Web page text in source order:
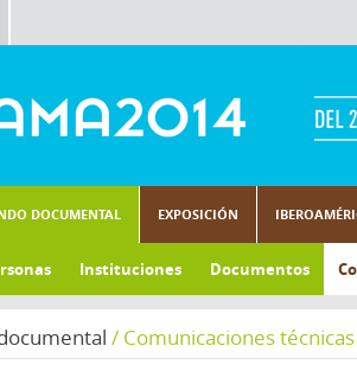
DOCUMENTAL EXPOSICIÓN
Instituciones Documentos
/ Comunicaciones técnicas